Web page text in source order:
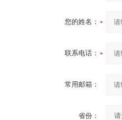
您的姓名：
联系电话：
常用邮箱：
省份：